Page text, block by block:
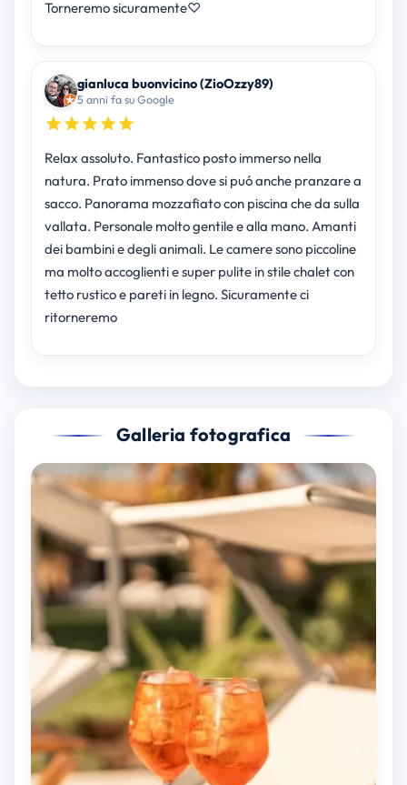
Torneremo sicuramente♡
gianluca buonvicino (ZioOzzy89)
5 anni fa su Google
Relax assoluto. Fantastico posto immerso nella
natura. Prato immenso dove si puó anche pranzare a
sacco. Panorama mozzafiato con piscina che da sulla
vallata. Personale molto gentile e alla mano. Amanti
dei bambini e degli animali. Le camere sono piccoline
ma molto accoglienti e super pulite in stile chalet con
tetto rustico e pareti in legno. Sicuramente ci
ritorneremo
Galleria fotografica